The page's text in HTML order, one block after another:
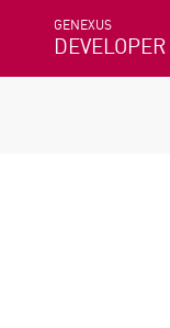
GENEXUS